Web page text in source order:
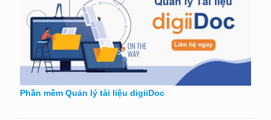
Phần mềm Quản lý tài liệu digiiDoc